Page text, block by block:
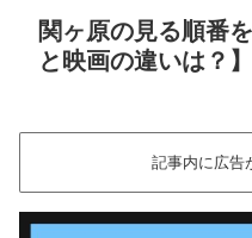
関ヶ原の見る順番
と映画の違いは？】
記事内に広告